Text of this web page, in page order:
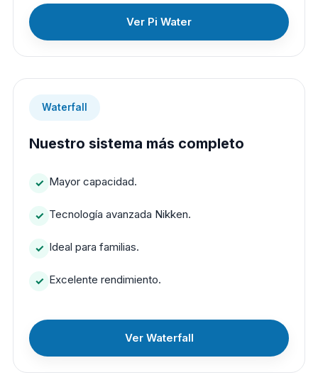
Ver Pi Water
Waterfall
Nuestro sistema más completo
Mayor capacidad.
Tecnología avanzada Nikken.
Ideal para familias.
Excelente rendimiento.
Ver Waterfall